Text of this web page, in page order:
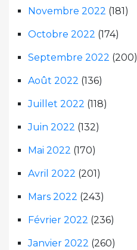
Novembre 2022 (181)
Octobre 2022 (174)
Septembre 2022 (200)
Août 2022 (136)
Juillet 2022 (118)
Juin 2022 (132)
Mai 2022 (170)
Avril 2022 (201)
Mars 2022 (243)
Février 2022 (236)
Janvier 2022 (260)